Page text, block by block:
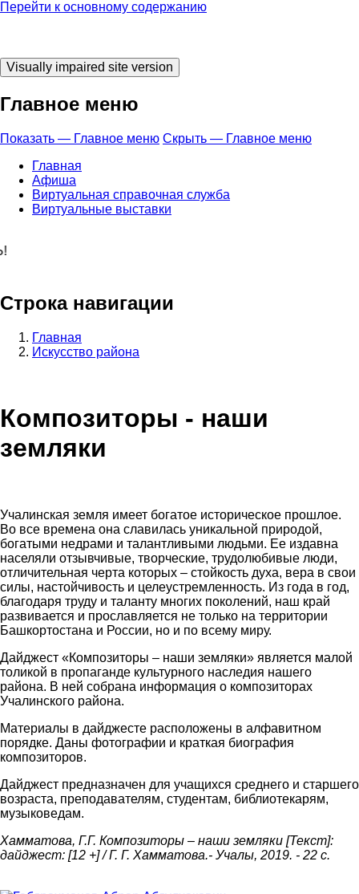
Перейти к основному содержанию
Главное меню
Показать — Главное меню Скрыть — Главное меню
Главная
Афиша
Виртуальная справочная служба
Виртуальные выставки
время
Строка навигации
Главная
Искусство района
Композиторы - наши
земляки
Учалинская земля имеет богатое историческое прошлое.
Во все времена она славилась уникальной природой,
богатыми недрами и талантливыми людьми. Ее издавна
населяли отзывчивые, творческие, трудолюбивые люди,
отличительная черта которых – стойкость духа, вера в свои
силы, настойчивость и целеустремленность. Из года в год,
благодаря труду и таланту многих поколений, наш край
развивается и прославляется не только на территории
Башкортостана и России, но и по всему миру.
Дайджест «Композиторы – наши земляки» является малой
толикой в пропаганде культурного наследия нашего
района. В ней собрана информация о композиторах
Учалинского района.
Материалы в дайджесте расположены в алфавитном
порядке. Даны фотографии и краткая биография
композиторов.
Дайджест предназначен для учащихся среднего и старшего
возраста, преподавателям, студентам, библиотекарям,
музыковедам.
Хамматова, Г.Г. Композиторы – наши земляки [Текст]:
дайджест: [12 +] / Г. Г. Хамматова.- Учалы, 2019. - 22 с.